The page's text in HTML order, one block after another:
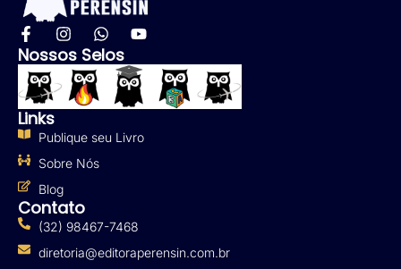
Nossos Selos
Links
Publique seu Livro
Sobre Nós
Blog
Contato
(32) 98467-7468
diretoria@editoraperensin.com.br